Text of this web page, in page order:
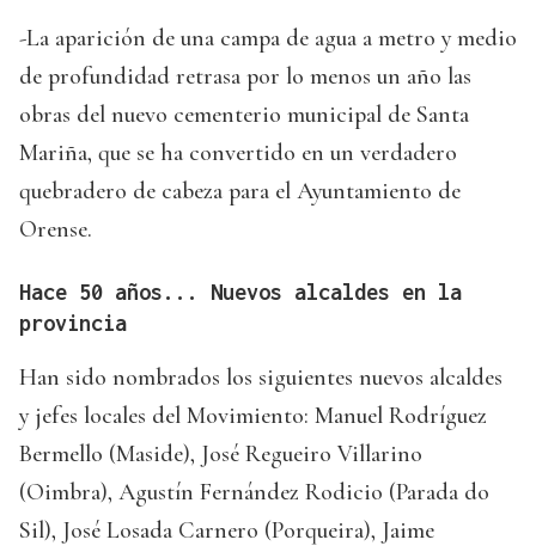
-La aparición de una campa de agua a metro y medio
de profundidad retrasa por lo menos un año las
obras del nuevo cementerio municipal de Santa
Mariña, que se ha convertido en un verdadero
quebradero de cabeza para el Ayuntamiento de
Orense.
Hace 50 años... Nuevos alcaldes en la
provincia
Han sido nombrados los siguientes nuevos alcaldes
y jefes locales del Movimiento: Manuel Rodríguez
Bermello (Maside), José Regueiro Villarino
(Oimbra), Agustín Fernández Rodicio (Parada do
Sil), José Losada Carnero (Porqueira), Jaime